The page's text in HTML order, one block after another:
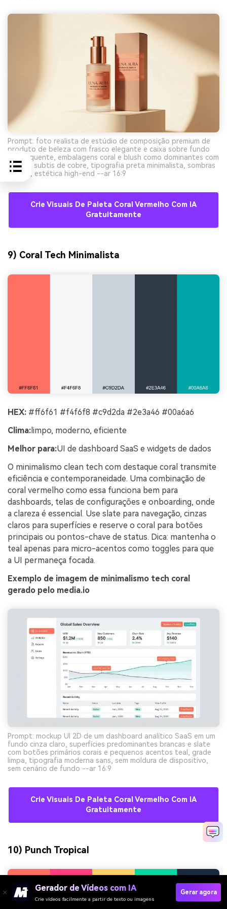
Prompt: foto realista de estúdio de composição premium de
produto de beleza com frasco elegante e caixa sobre fundo
creme quente, embalagens coral e blush como dominantes com
toques subtis de cobre, tipografia preta minimalista, sombras
suaves, estética high-end --ar 16:9
Crie Visuais De Paleta Coral Vermelho Com IA
Gratuitamente
9) Coral Tech Minimalista
HEX: #ff6f61 #f4f6f8 #c9d2da #2e3a46 #00a6a6
Clima: limpo, moderno, eficiente
Melhor para:UI de dashboard SaaS e widgets de dados
O minimalismo clean tech com destaque coral transmite
eficiência e contemporaneidade. Uma combinação de
coral vermelho como essa funciona bem para
dashboards, telas de configurações e onboarding, onde
a clareza é essencial. Use slate para navegação, cinzas
claros para superfícies e reserve o coral para botões
principais ou pontos-chave de status. Dica: mantenha o
teal apenas para micro-acentos como toggles para que
a UI permaneça focada.
Exemplo de imagem de minimalismo tech coral
gerado pelo media.io
Prompt: mockup UI 2D de um dashboard analítico SaaS em um
fundo cinza claro, superfícies predominantes brancas e slate
com botões primários corais e pequenos acentos teal, grade
limpa, tipografia moderna sans, sem moldura de dispositivo,
sem cenário de fundo --ar 16:9
Crie Visuais De Paleta Coral Vermelho Com IA
Gratuitamente
10) Punch Tropical
Gerador de Vídeos com IA
Crie vídeos facilmente a partir de texto ou imagens
Gerar agora